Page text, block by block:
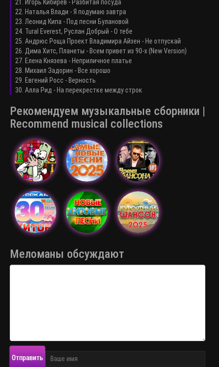
21. Игорь Кибирев - Разбитая посуда
22. Наталья Влади - Я подумаю завтра
23. Леонид Кипа - Под песни Булановой
24. Tural Everest, Руслан Добрый - О тебе
25. Андрюс Роща Проект Владимира Айзен - Не отпускай
26. Дима Хитс, Планеты - Всем привет из 90-х (New Version)
27. Елена Князева - Неприличное платье
28. Михаил Задорин - Все хорошо
29. Евгений Росс - Верность
30. Алла Рид - На перекрестке между строк
Рекомендуем музыкальные сборники |
Recommend musical collections
Меломаны обсуждают
Отправить